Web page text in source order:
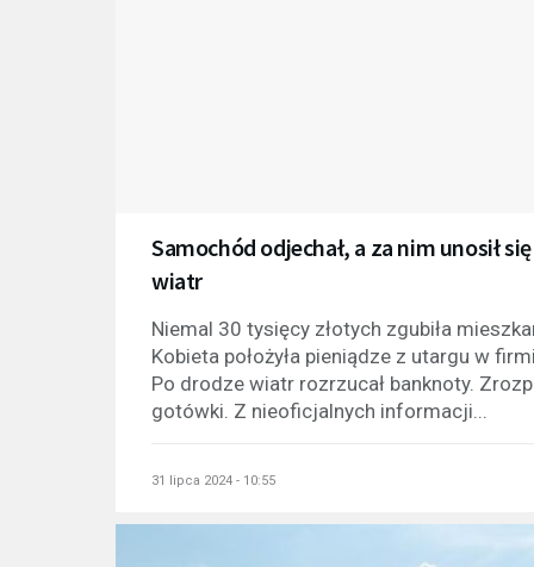
Samochód odjechał, a za nim unosił
wiatr
Niemal 30 tysięcy złotych zgubiła
Kobieta położyła pieniądze z utargu w
Po drodze wiatr rozrzucał banknoty.
gotówki. Z nieoficjalnych informacji...
31 lipca 2024 - 10:55